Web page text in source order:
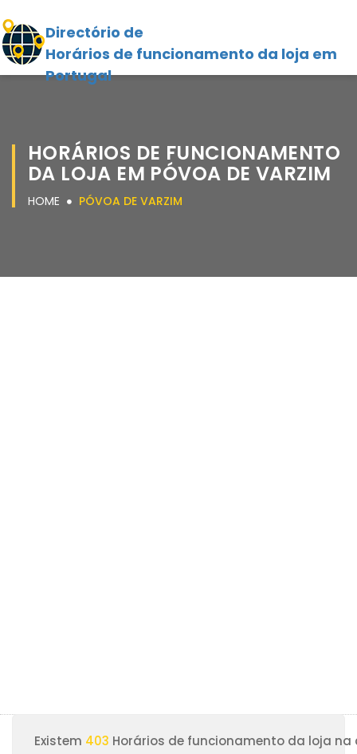
Directório de
Horários de funcionamento da loja em
Portugal
HORÁRIOS DE FUNCIONAMENTO
DA LOJA EM PÓVOA DE VARZIM
HOME PÓVOA DE VARZIM
Existem 403 Horários de funcionamento da loja na